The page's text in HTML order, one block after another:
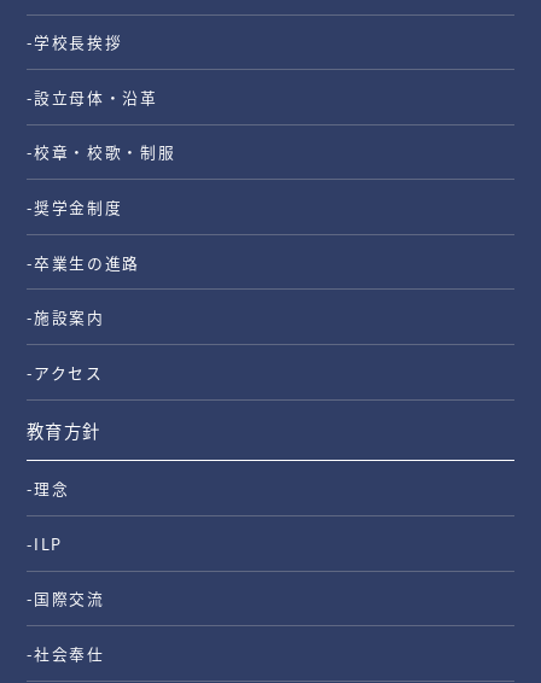
-学校長挨拶
-設立母体・沿革
-校章・校歌・制服
-奨学金制度
-卒業生の進路
-施設案内
-アクセス
教育方針
-理念
-ILP
-国際交流
-社会奉仕